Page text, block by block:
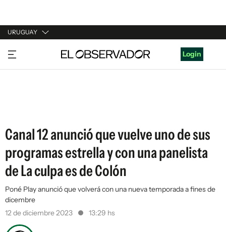
URUGUAY
URUGUAY
ARGENTINA
Login
Canal 12 anunció que vuelve uno de sus
programas estrella y con una panelista
de La culpa es de Colón
Poné Play anunció que volverá con una nueva temporada a fines de
dicembre
12 de diciembre 2023
13:29 hs